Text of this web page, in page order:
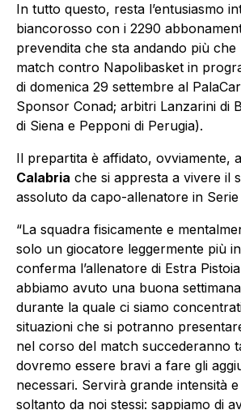
In tutto questo, resta l’entusiasmo
biancorosso con i 2290
prevendita che sta andando più che
match contro Napolibasket in
di domenica 29 settembre al
Sponsor Conad; arbitri Lanzarini di
di Siena e Pepponi di Perugia).
Il prepartita è affidato, ovviamente,
Calabria che si appresta a vivere il
assoluto da capo-allenatore in Serie
“La squadra fisicamente e
solo un giocatore leggermente più
conferma l’allenatore di Estra
abbiamo avuto una buona
durante la quale ci siamo
situazioni che si potranno
nel corso del match succederanno
dovremo essere bravi a fare gli
necessari. Servirà grande intensità
soltanto da noi stessi: sappiamo di